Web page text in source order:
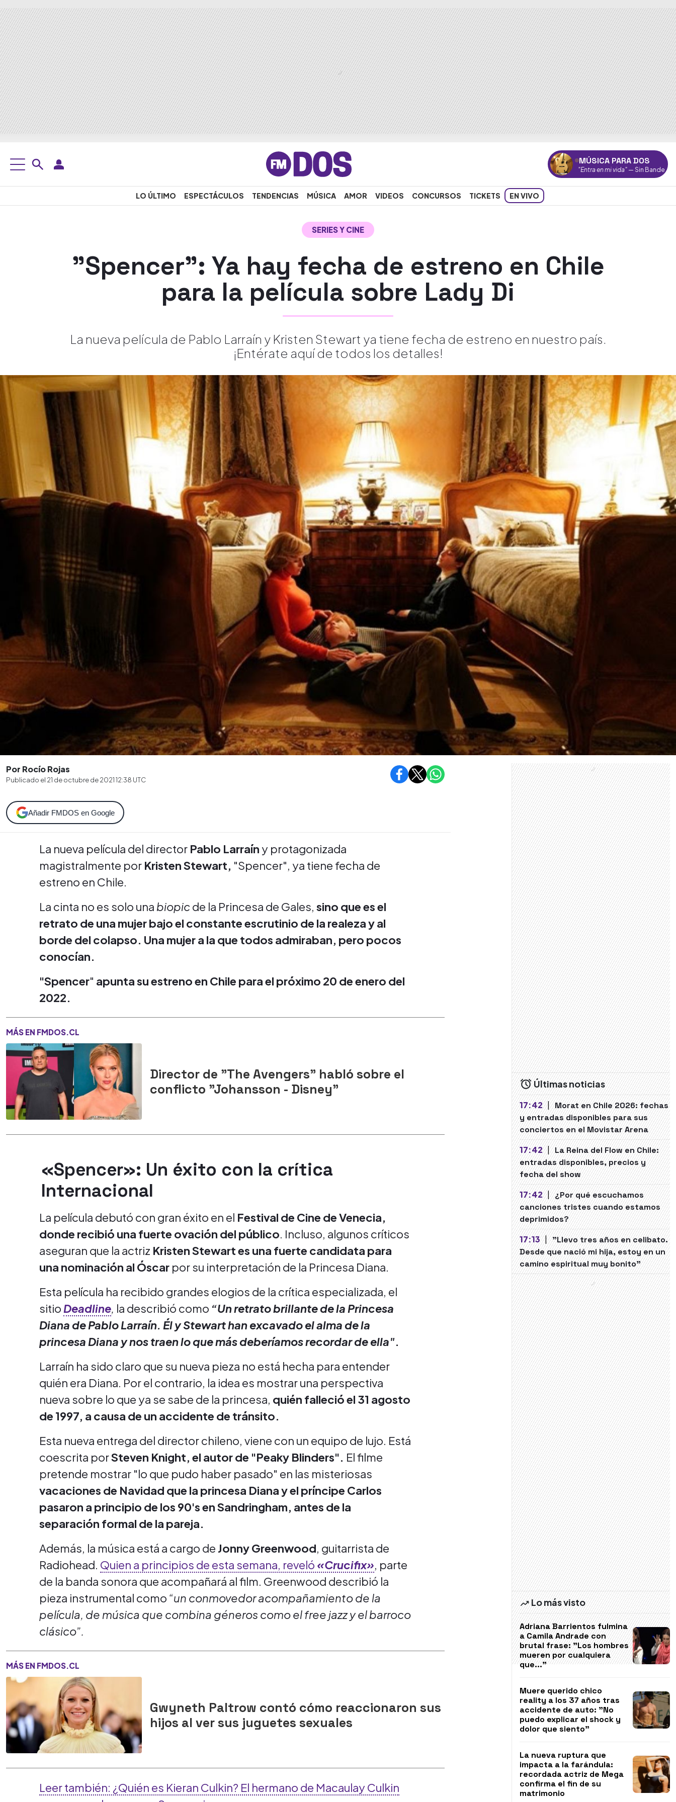
MÚSICA PARA DOS
"Entra en mi vida"— Sin Bandera
LO ÚLTIMO ESPECTÁCULOS TENDENCIAS MÚSICA AMOR VIDEOS CONCURSOS TICKETS EN VIVO
SERIES Y CINE
"Spencer": Ya hay fecha de estreno en Chile
para la película sobre Lady Di
La nueva película de Pablo Larraín y Kristen Stewart ya tiene fecha de estreno en nuestro país.
¡Entérate aquí de todos los detalles!
Por Rocío Rojas
Publicado el 21 de octubre de 2021 12:38 UTC
Añadir FMDOS en Google
La nueva película del director Pablo Larraín y protagonizada
magistralmente por Kristen Stewart, "Spencer", ya tiene fecha de
estreno en Chile.
La cinta no es solo una biopic de la Princesa de Gales, sino que es el
retrato de una mujer bajo el constante escrutinio de la realeza y al
borde del colapso. Una mujer a la que todos admiraban, pero pocos
conocían.
"Spencer" apunta su estreno en Chile para el próximo 20 de enero del
2022.
MÁS EN FMDOS.CL
Director de "The Avengers" habló sobre el
conflicto "Johansson - Disney"
«Spencer»: Un éxito con la crítica
Internacional
La película debutó con gran éxito en el Festival de Cine de Venecia,
donde recibió una fuerte ovación del público. Incluso, algunos críticos
aseguran que la actriz Kristen Stewart es una fuerte candidata para
una nominación al Óscar por su interpretación de la Princesa Diana.
Esta película ha recibido grandes elogios de la crítica especializada, el
sitio Deadline, la describió como “Un retrato brillante de la Princesa
Diana de Pablo Larraín. Él y Stewart han excavado el alma de la
princesa Diana y nos traen lo que más deberíamos recordar de ella".
Larraín ha sido claro que su nueva pieza no está hecha para entender
quién era Diana. Por el contrario, la idea es mostrar una perspectiva
nueva sobre lo que ya se sabe de la princesa, quién falleció el 31 agosto
de 1997, a causa de un accidente de tránsito.
Esta nueva entrega del director chileno, viene con un equipo de lujo. Está
coescrita porSteven Knight, el autor de "Peaky Blinders". El filme
pretende mostrar "lo que pudo haber pasado" en las misteriosas
vacaciones de Navidad que la princesa Diana y el príncipe Carlos
pasaron a principio de los 90's en Sandringham, antes de la
separación formal de la pareja.
Además, la música está a cargo de Jonny Greenwood, guitarrista de
Radiohead. Quien a principios de esta semana, reveló «Crucifix», parte
de la banda sonora que acompañará al film. Greenwood describió la
pieza instrumental como “un conmovedor acompañamiento de la
película, de música que combina géneros como el free jazz y el barroco
clásico”.
MÁS EN FMDOS.CL
Gwyneth Paltrow contó cómo reaccionaron sus
hijos al ver sus juguetes sexuales
Leer también: ¿Quién es Kieran Culkin? El hermano de Macaulay Culkin
Últimas noticias
17:42 | Morat en Chile 2026: fechas
y entradas disponibles para sus
conciertos en el Movistar Arena
17:42 | La Reina del Flow en Chile:
entradas disponibles, precios y
fecha del show
17:42 | ¿Por qué escuchamos
canciones tristes cuando estamos
deprimidos?
17:13 | "Llevo tres años en celibato.
Desde que nació mi hija, estoy en un
camino espiritual muy bonito"
Lo más visto
Adriana Barrientos fulmina
a Camila Andrade con
brutal frase: "Los hombres
mueren por cualquiera
que..."
Muere querido chico
reality a los 37 años tras
accidente de auto: "No
puedo explicar el shock y
dolor que siento"
La nueva ruptura que
impacta a la farándula:
recordada actriz de Mega
confirma el fin de su
matrimonio